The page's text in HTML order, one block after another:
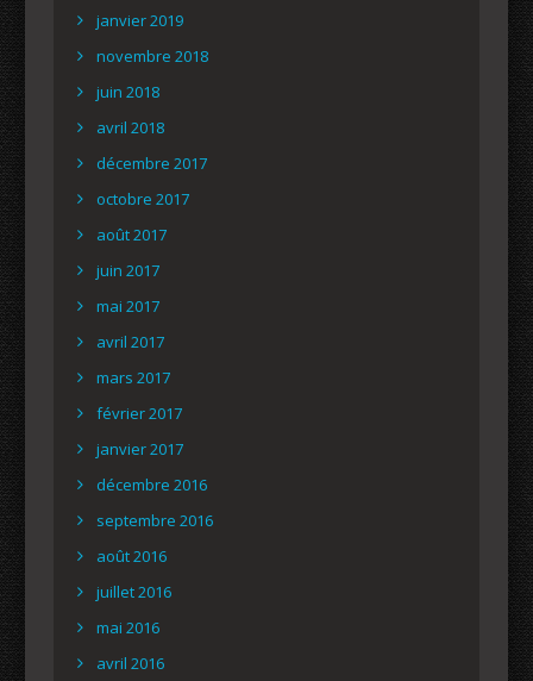
janvier 2019
novembre 2018
juin 2018
avril 2018
décembre 2017
octobre 2017
août 2017
juin 2017
mai 2017
avril 2017
mars 2017
février 2017
janvier 2017
décembre 2016
septembre 2016
août 2016
juillet 2016
mai 2016
avril 2016